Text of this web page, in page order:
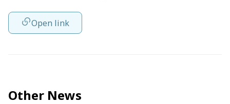
Open link
Other News